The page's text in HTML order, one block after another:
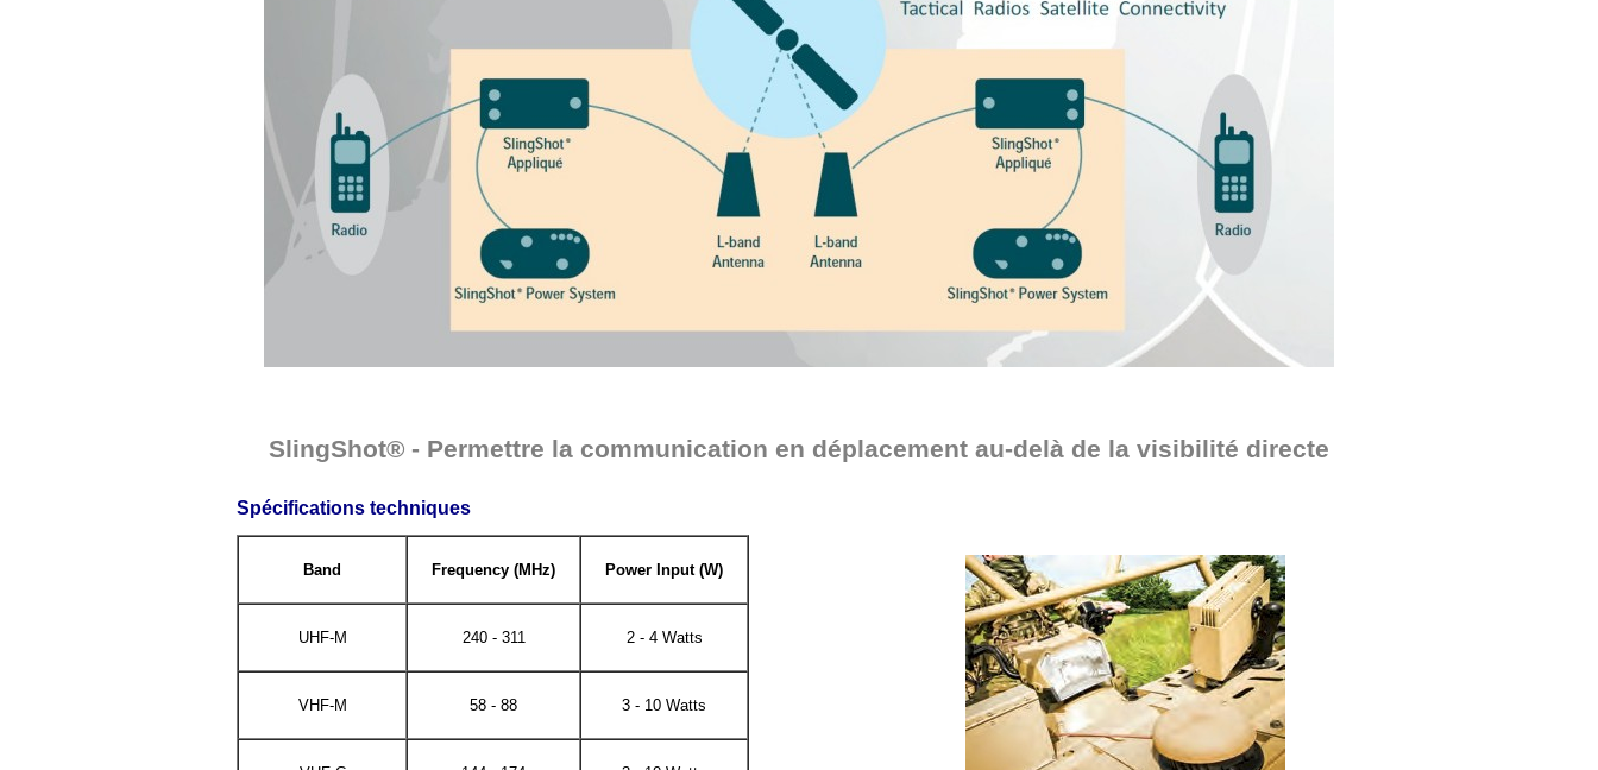
SlingShot® - Permettre la communication en déplacement au-delà de la visibilité directe
Spécifications techniques
Band Frequency (MHz) Power Input (W)
UHF-M 240 - 311 2 - 4 Watts
VHF-M 58 - 88 3 - 10 Watts